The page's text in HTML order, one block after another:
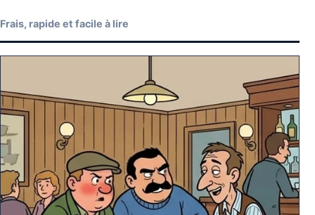
Frais, rapide et facile à lire